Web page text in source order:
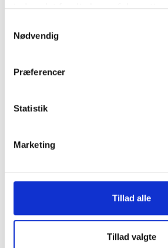
Nødvendig
Præferencer
Statistik
Marketing
Tillad alle
Tillad valgte